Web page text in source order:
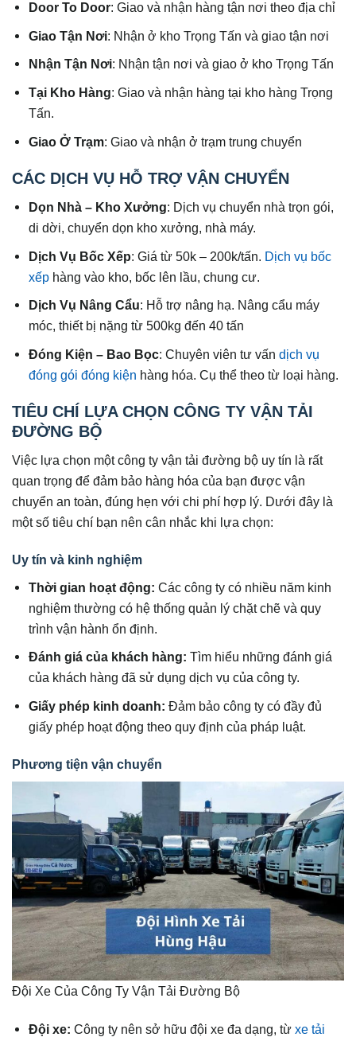
Door To Door: Giao và nhận hàng tận nơi theo địa chỉ
Giao Tận Nơi: Nhận ở kho Trọng Tấn và giao tận nơi
Nhận Tận Nơi: Nhận tận nơi và giao ở kho Trọng Tấn
Tại Kho Hàng: Giao và nhận hàng tại kho hàng Trọng
Tấn.
Giao Ở Trạm: Giao và nhận ở trạm trung chuyển
CÁC DỊCH VỤ HỖ TRỢ VẬN CHUYỂN
Dọn Nhà – Kho Xưởng: Dịch vụ chuyển nhà trọn gói,
di dời, chuyển dọn kho xưởng, nhà máy.
Dịch Vụ Bốc Xếp: Giá từ 50k – 200k/tấn. Dịch vụ bốc
xếp hàng vào kho, bốc lên lầu, chung cư.
Dịch Vụ Nâng Cẩu: Hỗ trợ nâng hạ. Nâng cẩu máy
móc, thiết bị nặng từ 500kg đến 40 tấn
Đóng Kiện – Bao Bọc: Chuyên viên tư vấndịch vụ
đóng gói đóng kiện hàng hóa. Cụ thể theo từ loại hàng.
TIÊU CHÍ LỰA CHỌN CÔNG TY VẬN TẢI
ĐƯỜNG BỘ
Việc lựa chọn một công ty vận tải đường bộ uy tín là rất
quan trọng để đảm bảo hàng hóa của bạn được vận
chuyển an toàn, đúng hẹn với chi phí hợp lý. Dưới đây là
một số tiêu chí bạn nên cân nhắc khi lựa chọn:
Uy tín và kinh nghiệm
Thời gian hoạt động: Các công ty có nhiều năm kinh
nghiệm thường có hệ thống quản lý chặt chẽ và quy
trình vận hành ổn định.
Đánh giá của khách hàng: Tìm hiểu những đánh giá
của khách hàng đã sử dụng dịch vụ của công ty.
Giấy phép kinh doanh: Đảm bảo công ty có đầy đủ
giấy phép hoạt động theo quy định của pháp luật.
Phương tiện vận chuyển
Đội Xe Của Công Ty Vận Tải Đường Bộ
Đội xe: Công ty nên sở hữu đội xe đa dạng, từxe tải